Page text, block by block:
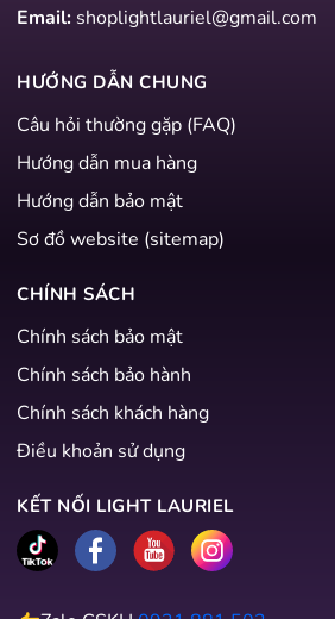
Email: shoplightlauriel@gmail.com
HƯỚNG DẪN CHUNG
Câu hỏi thường gặp (FAQ)
Hướng dẫn mua hàng
Hướng dẫn bảo mật
Sơ đồ website (sitemap)
CHÍNH SÁCH
Chính sách bảo mật
Chính sách bảo hành
Chính sách khách hàng
Điều khoản sử dụng
KẾT NỐI LIGHT LAURIEL